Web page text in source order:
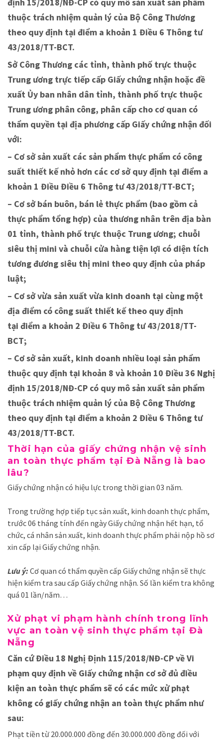
thuộc trách nhiệm quản lý của Bộ Công Thương
theo quy định tại điểm a khoản 1 Điều 6 Thông tư
43/2018/TT-BCT.
Sở Công Thương các tỉnh, thành phố trực thuộc
Trung ương trực tiếp cấp Giấy chứng nhận hoặc đề
xuất Ủy ban nhân dân tỉnh, thành phố trực thuộc
Trung ương phân công, phân cấp cho cơ quan có
thẩm quyền tại địa phương cấp Giấy chứng nhận đối
với:
– Cơ sở sản xuất các sản phẩm thực phẩm có công
suất thiết kế nhỏ hơn các cơ sở quy định tại điểm a
khoản 1 Điều Điều 6 Thông tư 43/2018/TT-BCT;
– Cơ sở bán buôn, bán lẻ thực phẩm (bao gồm cả
thực phẩm tổng hợp) của thương nhân trên địa bàn
01 tỉnh, thành phố trực thuộc Trung ương; chuỗi
siêu thị mini và chuỗi cửa hàng tiện lợi có diện tích
tương đương siêu thị mini theo quy định của pháp
luật;
– Cơ sở vừa sản xuất vừa kinh doanh tại cùng một
địa điểm có công suất thiết kế theo quy định
tại điểm a khoản 2 Điều 6 Thông tư 43/2018/TT-
BCT;
– Cơ sở sản xuất, kinh doanh nhiều loại sản phẩm
thuộc quy định tại khoản 8 và khoản 10 Điều 36 Nghị
định 15/2018/NĐ-CP có quy mô sản xuất sản phẩm
thuộc trách nhiệm quản lý của Bộ Công Thương
theo quy định tại điểm a khoản 2 Điều 6 Thông tư
43/2018/TT-BCT.
Thời hạn của giấy chứng nhận vệ sinh
an toàn thực phẩm tại Đà Nẵng là bao
lâu?
Giấy chứng nhận có hiệu lực trong thời gian 03 năm.
Trong trường hợp tiếp tục sản xuất, kinh doanh thực phẩm,
trước 06 tháng tính đến ngày Giấy chứng nhận hết hạn, tổ
chức, cá nhân sản xuất, kinh doanh thực phẩm phải nộp hồ sơ
xin cấp lại Giấy chứng nhận.
Lưu ý: Cơ quan có thẩm quyền cấp Giấy chứng nhận sẽ thực
hiện kiểm tra sau cấp Giấy chứng nhận. Số lần kiểm tra không
quá 01 lần/năm…
Xử phạt vi phạm hành chính trong lĩnh
vực an toàn vệ sinh thực phẩm tại Đà
Nẵng
Căn cứ Điều 18 Nghị Định 115/2018/NĐ-CP về Vi
phạm quy định về Giấy chứng nhận cơ sở đủ điều
kiện an toàn thực phẩm sẽ có các mức xử phạt
không có giấy chứng nhận an toàn thực phẩm như
sau:
Phạt tiền từ 20.000.000 đồng đến 30.000.000 đồng đối với